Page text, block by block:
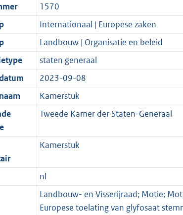
1570
Internationaal | Europese zaken
Landbouw | Organisatie en beleid
staten generaal
2023-09-08
Kamerstuk
Tweede Kamer der Staten-Generaal
Kamerstuk
nl
Landbouw- en Visserijraad; Motie;
Europese toelating van glyfosaat